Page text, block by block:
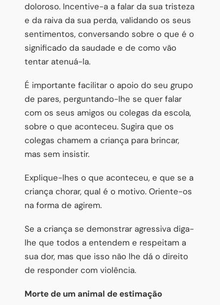
doloroso. Incentive-a a falar da sua tristeza
e da raiva da sua perda, validando os seus
sentimentos, conversando sobre o que é o
significado da saudade e de como vão
tentar atenuá-la.
É importante facilitar o apoio do seu grupo
de pares, perguntando-lhe se quer falar
com os seus amigos ou colegas da escola,
sobre o que aconteceu. Sugira que os
colegas chamem a criança para brincar,
mas sem insistir.
Explique-lhes o que aconteceu, e que se a
criança chorar, qual é o motivo. Oriente-os
na forma de agirem.
Se a criança se demonstrar agressiva diga-
lhe que todos a entendem e respeitam a
sua dor, mas que isso não lhe dá o direito
de responder com violência.
Morte de um animal de estimação